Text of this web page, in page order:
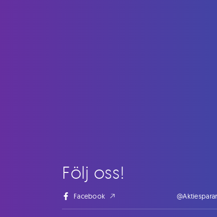
Följ oss!
Facebook